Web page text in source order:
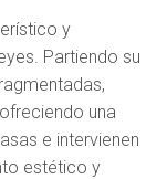
y
Partiendo su
una
e intervienen
estético y